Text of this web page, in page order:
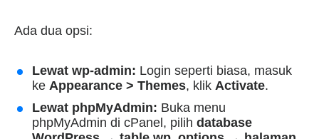
Ada dua opsi:
Lewat wp-admin: Login seperti biasa, masuk
ke Appearance > Themes, klik Activate.
Lewat phpMyAdmin: Buka menu
phpMyAdmin di cPanel, pilih database